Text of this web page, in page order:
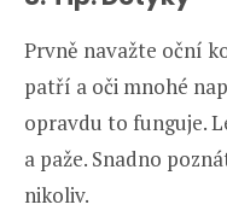
Prvně navažte oční
patří a oči mnohé
opravdu to funguje.
a paže. Snadno
nikoliv.